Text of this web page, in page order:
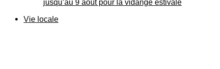
jusqu’au 9 août pour la vidange estivale
Vie locale